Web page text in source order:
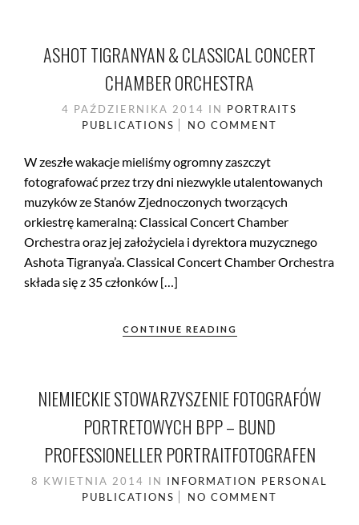
ASHOT TIGRANYAN & CLASSICAL CONCERT
CHAMBER ORCHESTRA
4 PAŹDZIERNIKA 2014 IN PORTRAITS
PUBLICATIONS
NO COMMENT
W zeszłe wakacje mieliśmy ogromny zaszczyt
fotografować przez trzy dni niezwykle utalentowanych
muzyków ze Stanów Zjednoczonych tworzących
orkiestrę kameralną: Classical Concert Chamber
Orchestra oraz jej założyciela i dyrektora muzycznego
Ashota Tigranya’a. Classical Concert Chamber Orchestra
składa się z 35 członków […]
CONTINUE READING
NIEMIECKIE STOWARZYSZENIE FOTOGRAFÓW
PORTRETOWYCH BPP – BUND
PROFESSIONELLER PORTRAITFOTOGRAFEN
8 KWIETNIA 2014 IN INFORMATION PERSONAL
PUBLICATIONS
NO COMMENT